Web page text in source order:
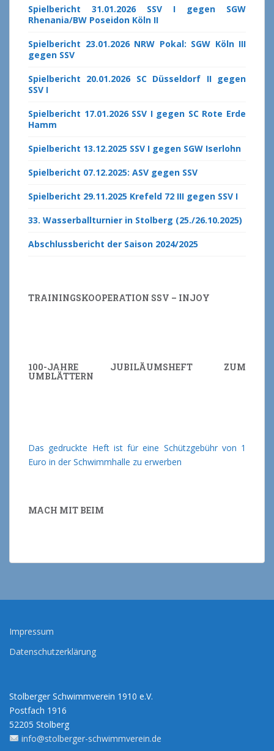
Spielbericht 31.01.2026 SSV I gegen SGW
Rhenania/BW Poseidon Köln II
Spielbericht 23.01.2026 NRW Pokal: SGW Köln III
gegen SSV
Spielbericht 20.01.2026 SC Düsseldorf II gegen
SSV I
Spielbericht 17.01.2026 SSV I gegen SC Rote Erde
Hamm
Spielbericht 13.12.2025 SSV I gegen SGW Iserlohn
Spielbericht 07.12.2025: ASV gegen SSV
Spielbericht 29.11.2025 Krefeld 72 III gegen SSV I
33. Wasserballturnier in Stolberg (25./26.10.2025)
Abschlussbericht der Saison 2024/2025
TRAININGSKOOPERATION SSV – INJOY
100-JAHRE JUBILÄUMSHEFT ZUM
UMBLÄTTERN
Das gedruckte Heft ist für eine Schützgebühr von 1
Euro in der Schwimmhalle zu erwerben
MACH MIT BEIM
Impressum
Datenschutzerklärung
Stolberger Schwimmverein 1910 e.V.
Postfach 1916
52205 Stolberg
info@stolberger-schwimmverein.de